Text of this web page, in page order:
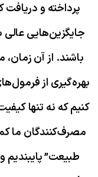
پرداخته و دریافت
جایگزین‌هایی
باشند. از آن زمان،
بهره‌گیری از
کنیم که نه تنها
مصرف‌کنندگان ما
طبیعت” پایبندیم